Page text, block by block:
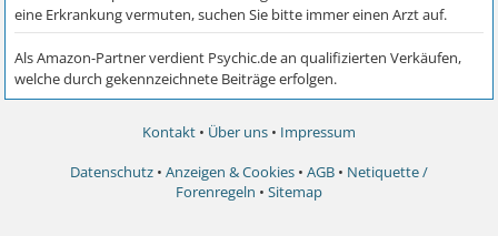
Kontakt • Über uns • Impressum
Datenschutz • Anzeigen & Cookies • AGB • Netiquette /
Forenregeln • Sitemap